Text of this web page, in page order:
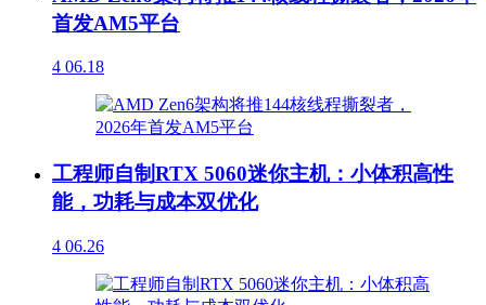
首发AM5平台
4 06.18
工程师自制RTX 5060迷你主机：小体积高性
能，功耗与成本双优化
4 06.26